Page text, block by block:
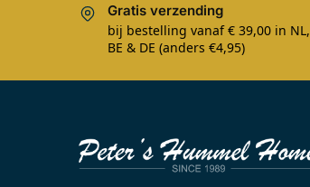
Gratis verzending
bij bestelling vanaf € 39,00 in NL,
BE & DE (anders €4,95)